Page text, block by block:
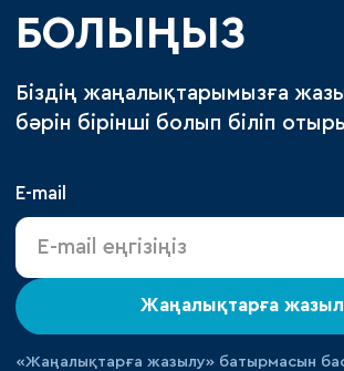
БОЛЫҢЫЗ
Біздің жаңалықтарымызға
бәрін бірінші болып біліп
E-mail
Жаңалықтарға
«Жаңалықтарға жазылу» батырмасын